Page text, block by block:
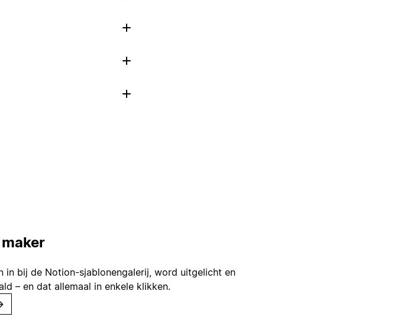
in bij de Notion-sjablonengalerij, word uitgelicht en
– en dat allemaal in enkele klikken.